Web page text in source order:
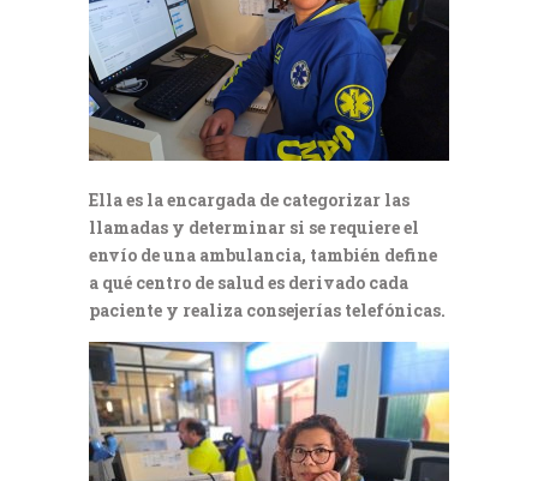
Ella es la encargada de categorizar las
llamadas y determinar si se requiere el
envío de una ambulancia, también define
a qué centro de salud es derivado cada
paciente y realiza consejerías telefónicas.